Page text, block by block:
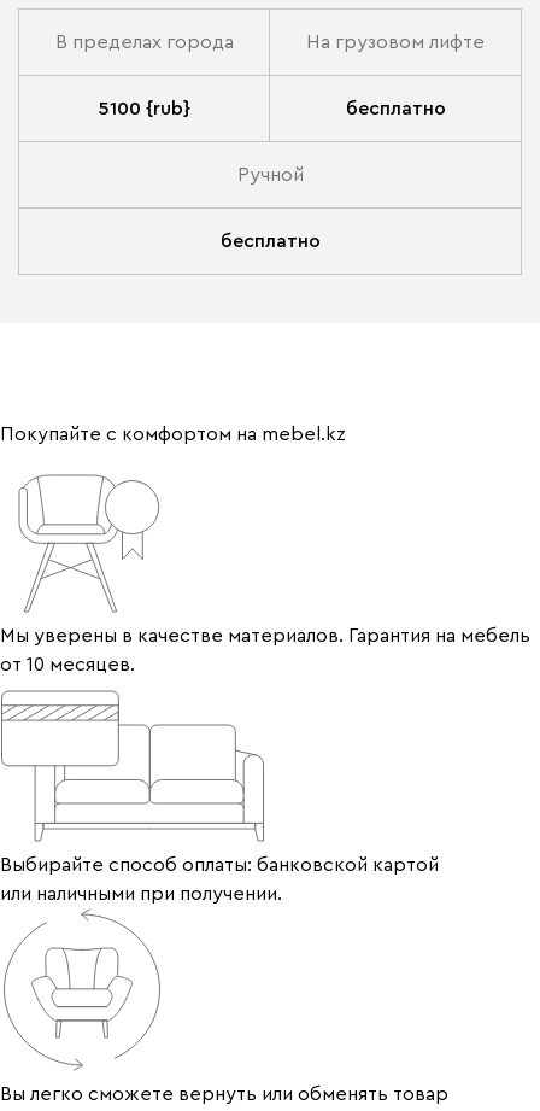
В пределах города На грузовом лифте
5100 {rub} бесплатно
Ручной
бесплатно
Покупайте с комфортом на mebel.kz
Мы уверены в качестве материалов. Гарантия на мебель
от 10 месяцев.
Выбирайте способ оплаты: банковской картой
или наличными при получении.
Вы легко сможете вернуть или обменять товар